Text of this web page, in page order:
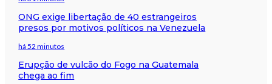
ONG exige libertação de 40 estrangeiros
presos por motivos políticos na Venezuela
há 52 minutos
Erupção de vulcão do Fogo na Guatemala
chega ao fim